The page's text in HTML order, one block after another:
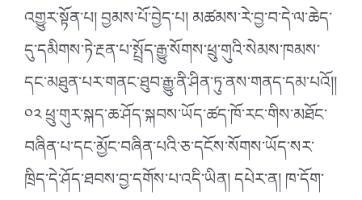
འགྱུར་སྟོན་པ། བྱམས་པོ་བྱེད་པ། མཚམས་རེ་བྱ་བ་དེ་ལ་ཆེད་
དུ་དམིགས་ཏེ་རྔན་པ་སྤྲོད་རྒྱུ་སོགས་ཕྲུ་གུའི་སེམས་ཁམས་
དང་མཐུན་པར་གནང་ཐུབ་རྒྱུ་ནི་ཤིན་ཏུ་ནས་གནད་དམ་པའོ།།
༠༢ ཕྲུ་གུར་སྐད་ཆ་ཤོད་སྐབས་ཡོད་ཚད་ཁོ་རང་གིས་མཐོང་
བཞིན་པ་དང་མྱོང་བཞིན་པའི་ཅ་དངོས་སོགས་ཡོད་སར་
ཁྲིད་དེ་ཤོད་ཐབས་བྱ་དགོས་པ་འདི་ཡིན། དཔེར་ན། ཁ་དོག་